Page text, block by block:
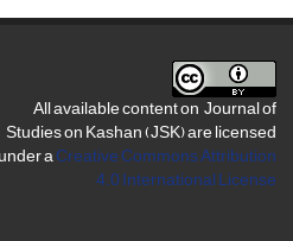
All available content on Journal of
Studies on Kashan (JSK) are licensed
under aCreative Commons Attribution
4.0 International License